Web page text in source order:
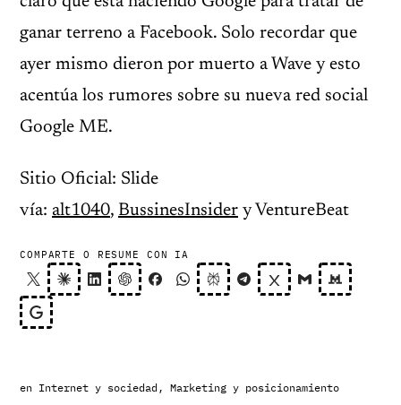
ganar terreno a Facebook. Solo recordar que
ayer mismo dieron por muerto a Wave y esto
acentúa los rumores sobre su nueva red social
Google ME.
Sitio Oficial: Slide
vía: alt1040, BussinesInsider y VentureBeat
COMPARTE O RESUME CON IA
en Internet y sociedad , Marketing y posicionamiento